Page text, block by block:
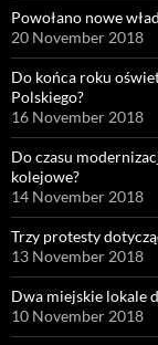
Powołano nowe
20 November 2018
Do końca roku
Polskiego?
16 November 2018
Do czasu
kolejowe?
14 November 2018
Trzy protesty
13 November 2018
Dwa miejskie lokale
10 November 2018